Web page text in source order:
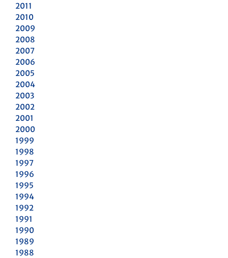
2011
2010
2009
2008
2007
2006
2005
2004
2003
2002
2001
2000
1999
1998
1997
1996
1995
1994
1992
1991
1990
1989
1988